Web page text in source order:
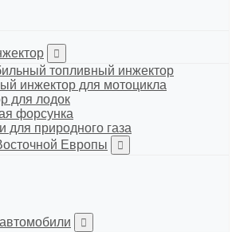
топливный инжектор
инжектор для мотоцикла
для лодок
форсунка
для природного газа
Европы